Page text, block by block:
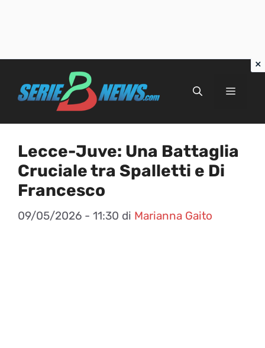
Menu
Lecce-Juve: Una Battaglia
Cruciale tra Spalletti e Di
Francesco
09/05/2026 - 11:30 di Marianna Gaito